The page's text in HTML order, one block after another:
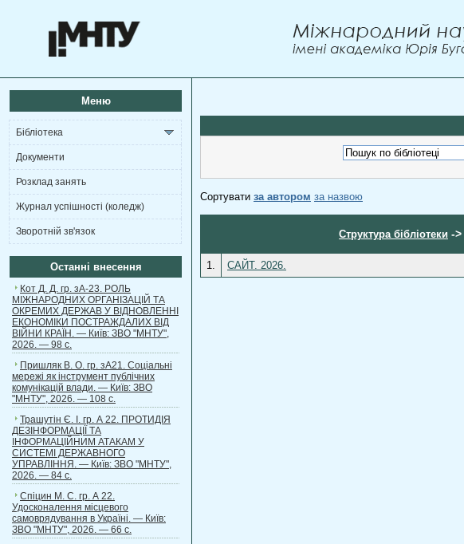
Меню
Бібліотека
Документи
Розклад занять
Журнал успішності (коледж)
Зворотній зв'язок
Останні внесення
Кот Д. Д. гр. зА-23. РОЛЬ
МІЖНАРОДНИХ ОРГАНІЗАЦІЙ ТА
ОКРЕМИХ ДЕРЖАВ У ВІДНОВЛЕННІ
ЕКОНОМІКИ ПОСТРАЖДАЛИХ ВІД
ВІЙНИ КРАЇН. — Київ: ЗВО "МНТУ",
2026. — 98 с.
Пришляк В. О. гр. зА21. Соціальні
мережі як інструмент публічних
комунікацій влади. — Київ: ЗВО
"МНТУ", 2026. — 108 с.
Трашутін Є. І. гр. А 22. ПРОТИДІЯ
ДЕЗІНФОРМАЦІЇ ТА
ІНФОРМАЦІЙНИМ АТАКАМ У
СИСТЕМІ ДЕРЖАВНОГО
УПРАВЛІННЯ. — Київ: ЗВО "МНТУ",
2026. — 84 с.
Спіцин М. С. гр. А 22.
Удосконалення місцевого
самоврядування в Україні. — Київ:
ЗВО "МНТУ", 2026. — 66 с.
Сортувати за автором за назвою
Структура бібліотеки ->
1. САЙТ. 2026.